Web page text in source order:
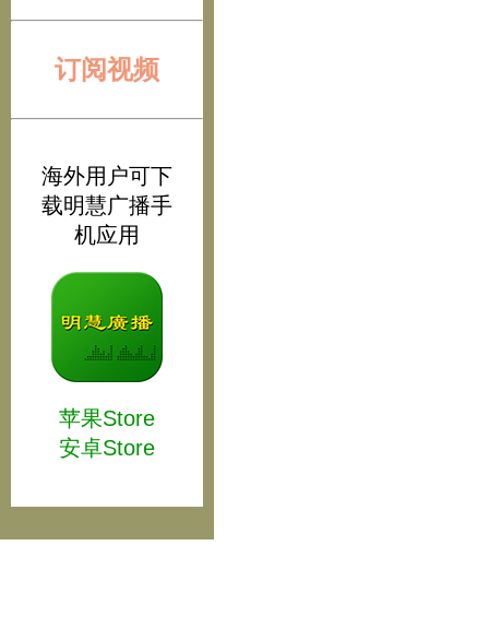
订阅视频
海外用户可下
载明慧广播手
机应用
苹果Store
安卓Store